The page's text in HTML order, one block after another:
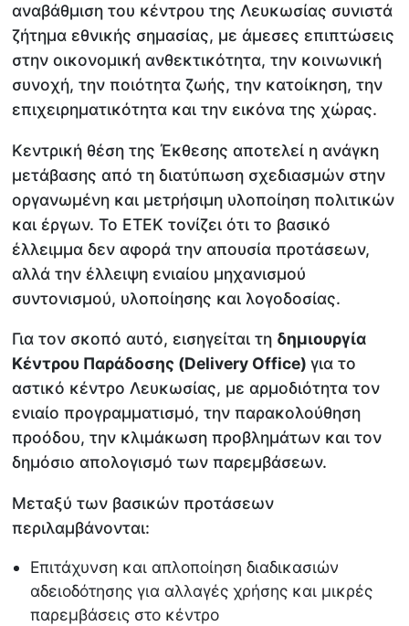
αναβάθμιση του κέντρου της Λευκωσίας συνιστά
ζήτημα εθνικής σημασίας, με άμεσες επιπτώσεις
στην οικονομική ανθεκτικότητα, την κοινωνική
συνοχή, την ποιότητα ζωής, την κατοίκηση, την
επιχειρηματικότητα και την εικόνα της χώρας.
Κεντρική θέση της Έκθεσης αποτελεί η ανάγκη
μετάβασης από τη διατύπωση σχεδιασμών στην
οργανωμένη και μετρήσιμη υλοποίηση πολιτικών
και έργων. Το ΕΤΕΚ τονίζει ότι το βασικό
έλλειμμα δεν αφορά την απουσία προτάσεων,
αλλά την έλλειψη ενιαίου μηχανισμού
συντονισμού, υλοποίησης και λογοδοσίας.
Για τον σκοπό αυτό, εισηγείται τη δημιουργία
Κέντρου Παράδοσης (Delivery Office)για το
αστικό κέντρο Λευκωσίας, με αρμοδιότητα τον
ενιαίο προγραμματισμό, την παρακολούθηση
προόδου, την κλιμάκωση προβλημάτων και τον
δημόσιο απολογισμό των παρεμβάσεων.
Μεταξύ των βασικών προτάσεων
περιλαμβάνονται:
Επιτάχυνση και απλοποίηση διαδικασιών
αδειοδότησης για αλλαγές χρήσης και μικρές
παρεμβάσεις στο κέντρο